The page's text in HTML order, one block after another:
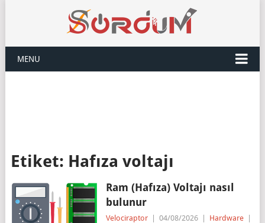
MENU
Etiket: Hafıza voltajı
Ram (Hafıza) Voltajı nasıl
bulunur
Velociraptor 04/08/2026 Hardware